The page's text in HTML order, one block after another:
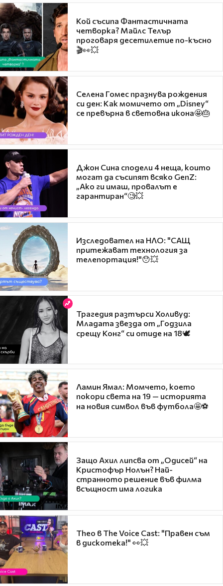
Кой съсипа Фантастичната
четворка? Майлс Телър
проговаря десетилетие по-късно
🎬👀💥
Селена Гомес празнува рождения
си ден: Как момичето от „Disney“
се превърна в световна икона🤩🎂
Джон Сина сподели 4 неща, които
могат да съсипят всяко GenZ:
„Ако ги имаш, провалът е
гарантиран“🧐💥
Изследовател на НЛО: "САЩ
притежават технология за
телепортация!"😯💥
Трагедия разтърси Холивуд:
Младата звезда от „Годзила
срещу Конг“ си отиде на 18🕊️
Ламин Ямал: Момчето, което
покори света на 19 — историята
на новия символ във футбола🤩⚽
Защо Ахил липсва от „Одисей“ на
Кристофър Нолън? Най-
странното решение във филма
всъщност има логика
Theo в The Voice Cast: "Правен съм
в дискотека!" 👀💥